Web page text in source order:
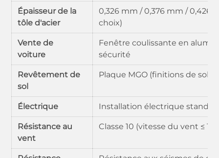
Épaisseur de la
tôle d'acier
0,326 mm / 0,376 mm / 0,426
choix)
Vente de
voiture
Fenêtre coulissante en
sécurité
Revêtement de
sol
Plaque MGO (finitions de sol
Électrique Installation électrique
Résistance au
vent
Classe 10 (vitesse du vent ≤